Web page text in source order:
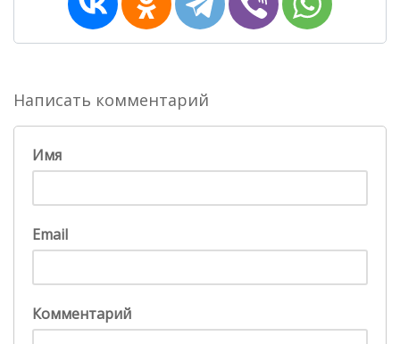
Написать комментарий
Имя
Email
Комментарий